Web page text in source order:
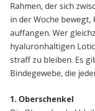
Rahmen, der sich
in der Woche bewegt,
auffangen. Wer
hyaluronhaltigen
straff zu bleiben. Es
Bindegewebe, die
1. Oberschenkel